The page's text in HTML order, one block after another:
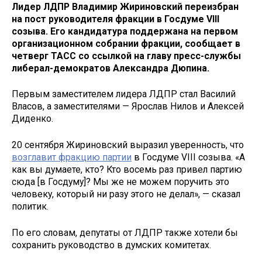
Лидер ЛДПР Владимир Жириновский переизбран
на пост руководителя фракции в Госдуме VIII
созыва. Его кандидатура поддержана на первом
организационном собрании фракции, сообщает в
четверг ТАСС со ссылкой на главу пресс-службы
либерал-демократов Александра Дюпина.
Первым заместителем лидера ЛДПР стал Василий
Власов, а заместителями — Ярослав Нилов и Алексей
Диденко.
20 сентября Жириновский выразил уверенность, что
возглавит фракцию партии в Госдуме VIII созыва. «А
как вы думаете, кто? Кто восемь раз привел партию
сюда [в Госдуму]? Мы же не можем поручить это
человеку, который ни разу этого не делал», — сказал
политик.
По его словам, депутаты от ЛДПР также хотели бы
сохранить руководство в думских комитетах.